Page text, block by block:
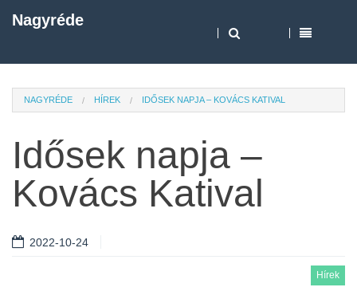
Nagyréde
NAGYRÉDE HÍREK IDŐSEK NAPJA – KOVÁCS KATIVAL
Idősek napja –
Kovács Katival
2022-10-24
Hírek